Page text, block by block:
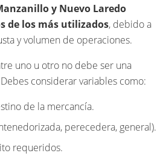
y Nuevo Laredo
de los más utilizados, debido a
y volumen de operaciones.
uno u otro no debe ser una
considerar variables como:
de la mercancía.
perecedera, general).
requeridos.